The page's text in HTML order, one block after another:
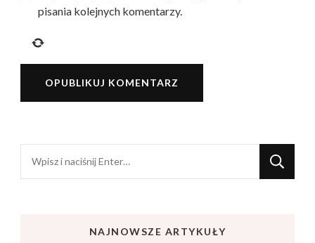
pisania kolejnych komentarzy.
czegoś?
NAJNOWSZE ARTYKUŁY